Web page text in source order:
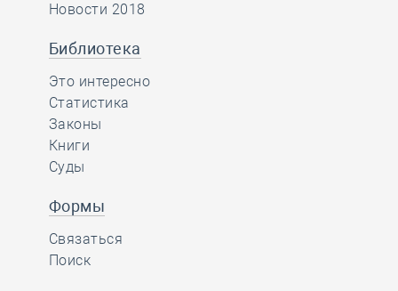
Новости 2018
Библиотека
Это интересно
Статистика
Законы
Книги
Суды
Формы
Связаться
Поиск